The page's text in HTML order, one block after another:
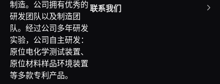
制造。公司拥有优秀的
研发团队以及制造团
队。经过公司多年研发
实验，公司自主研发：
原位电化学测试装置、
原位材料样品环境装置
等多款专利产品。
联系我们